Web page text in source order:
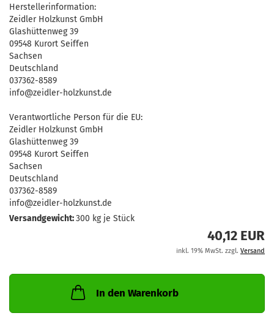
Herstellerinformation:
Zeidler Holzkunst GmbH
Glashüttenweg 39
09548 Kurort Seiffen
Sachsen
Deutschland
037362-8589
info@zeidler-holzkunst.de
Verantwortliche Person für die EU:
Zeidler Holzkunst GmbH
Glashüttenweg 39
09548 Kurort Seiffen
Sachsen
Deutschland
037362-8589
info@zeidler-holzkunst.de
Versandgewicht:300 kg je Stück
40,12 EUR
inkl. 19% MwSt. zzgl. Versand
In den Warenkorb